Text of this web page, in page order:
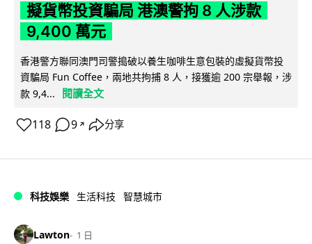
擬貨幣投資騙局 港澳警拘 8 人涉款
9,400 萬元
香港警方聯同澳門司警搗破以養生咖啡生意包裝的虛擬貨幣投
資騙局 Fun Coffee，兩地共拘捕 8 人，接獲逾 200 宗舉報，涉
款 9,4...
閱讀全文
118 9 ↗ 分享
科技娛樂 生活科技 智慧城市
Lawton 1 日